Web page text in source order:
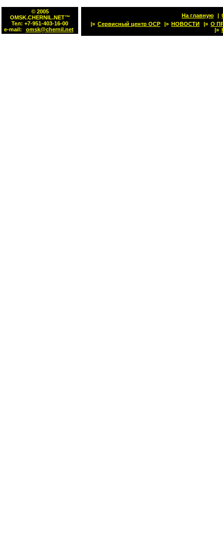
© 2005
OMSK.CHERNIL.NET™
Тел: +7-951-403-16-00
e-mail:
omsk@chernil.net
На главную |
|» Сервисный центр OCP |» НОВОСТИ |» О
|»